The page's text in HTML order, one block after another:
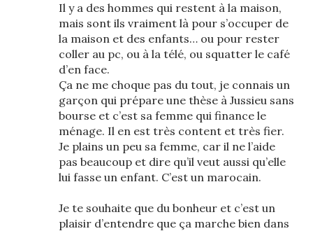
Il y a des hommes qui restent à la maison,
mais sont ils vraiment là pour s’occuper de
la maison et des enfants… ou pour rester
coller au pc, ou à la télé, ou squatter le café
d’en face.
Ça ne me choque pas du tout, je connais un
garçon qui prépare une thèse à Jussieu sans
bourse et c’est sa femme qui finance le
ménage. Il en est très content et très fier.
Je plains un peu sa femme, car il ne l’aide
pas beaucoup et dire qu’il veut aussi qu’elle
lui fasse un enfant. C’est un marocain.
Je te souhaite que du bonheur et c’est un
plaisir d’entendre que ça marche bien dans